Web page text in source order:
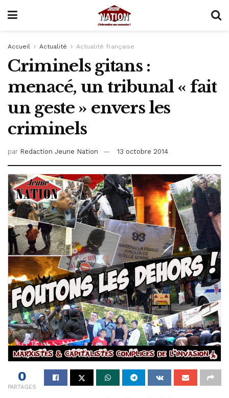
Accueil Actualité Actualité française
Criminels gitans :
menacé, un tribunal « fait
un geste » envers les
criminels
par Redaction Jeune Nation 13 octobre 2014
0
PARTAGES